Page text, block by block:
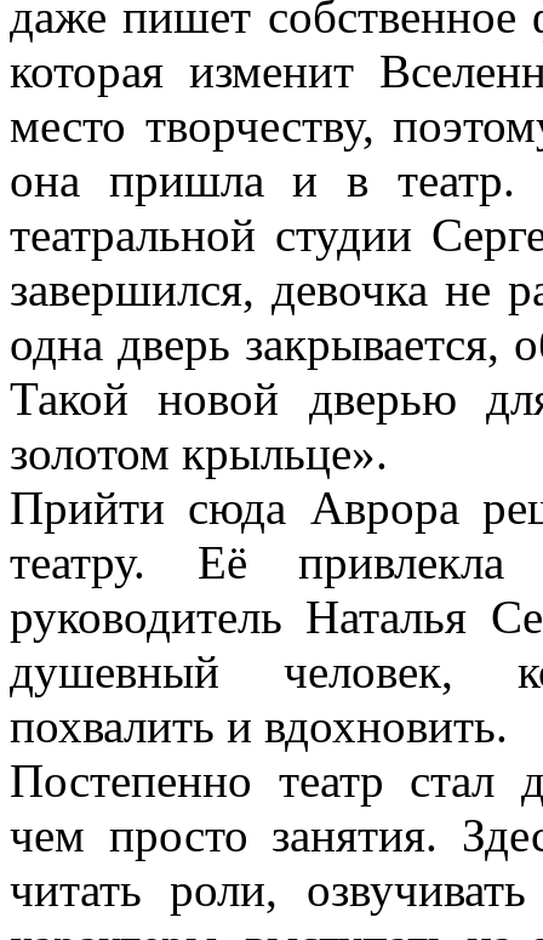
даже пишет собственное
которая изменит
место творчеству,
она пришла и в театр.
театральной студии
завершился, девочка не
одна дверь закрывается,
Такой новой дверью
золотом крыльце».
Прийти сюда Аврора
театру. Её
руководитель Наталья
душевный человек,
похвалить и вдохновить.
Постепенно театр
чем просто занятия.
читать роли,